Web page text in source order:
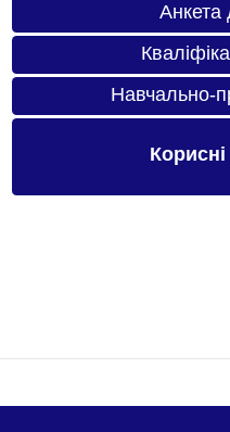
Анкета
Навчально-